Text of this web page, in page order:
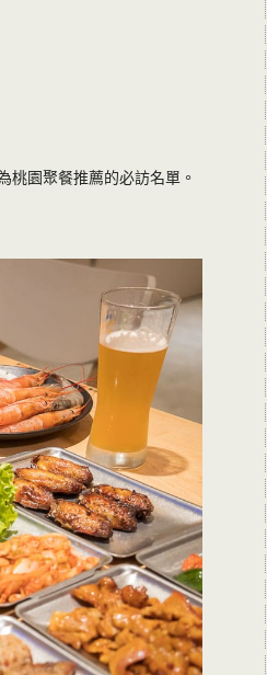
桃園聚餐推薦的必訪名單。